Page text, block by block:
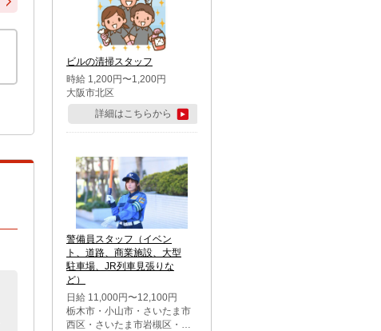
市・柏市・流山市・八千代
市・足立区・江戸川区・八王
子市・町田市
ビルの清掃スタッフ
時給 1,200円〜1,200円
大阪市北区
詳細はこちらから
警備員スタッフ（イベン
ト、道路、商業施設、大型
駐車場、JR列車見張りな
ど）
日給 11,000円〜12,100円
栃木市・小山市・さいたま市
西区・さいたま市岩槻区・久